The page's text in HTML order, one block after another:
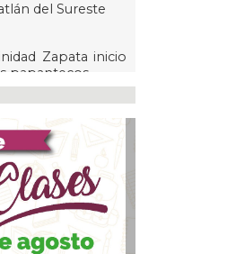
del Sureste
Zapata inicio
papantecos
cerca de 100
retiro de árboles
tala ilegal
es desaforado